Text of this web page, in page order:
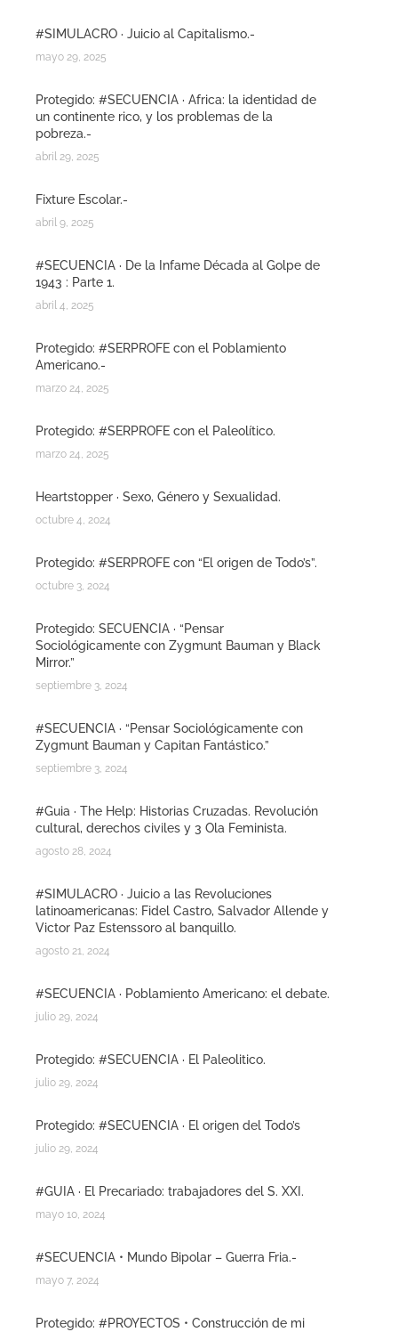
#SIMULACRO · Juicio al Capitalismo.-
mayo 29, 2025
Protegido: #SECUENCIA · Africa: la identidad de
un continente rico, y los problemas de la
pobreza.-
abril 29, 2025
Fixture Escolar.-
abril 9, 2025
#SECUENCIA · De la Infame Década al Golpe de
1943 : Parte 1.
abril 4, 2025
Protegido: #SERPROFE con el Poblamiento
Americano.-
marzo 24, 2025
Protegido: #SERPROFE con el Paleolítico.
marzo 24, 2025
Heartstopper · Sexo, Género y Sexualidad.
octubre 4, 2024
Protegido: #SERPROFE con “El origen de Todo’s”.
octubre 3, 2024
Protegido: SECUENCIA · “Pensar
Sociológicamente con Zygmunt Bauman y Black
Mirror.”
septiembre 3, 2024
#SECUENCIA · “Pensar Sociológicamente con
Zygmunt Bauman y Capitan Fantástico.”
septiembre 3, 2024
#Guia · The Help: Historias Cruzadas. Revolución
cultural, derechos civiles y 3 Ola Feminista.
agosto 28, 2024
#SIMULACRO · Juicio a las Revoluciones
latinoamericanas: Fidel Castro, Salvador Allende y
Victor Paz Estenssoro al banquillo.
agosto 21, 2024
#SECUENCIA · Poblamiento Americano: el debate.
julio 29, 2024
Protegido: #SECUENCIA · El Paleolitico.
julio 29, 2024
Protegido: #SECUENCIA · El origen del Todo’s
julio 29, 2024
#GUIA · El Precariado: trabajadores del S. XXI.
mayo 10, 2024
#SECUENCIA • Mundo Bipolar – Guerra Fria.-
mayo 7, 2024
Protegido: #PROYECTOS • Construcción de mi